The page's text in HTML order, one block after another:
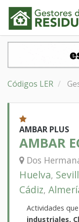
Códigos LER
AMBAR PLUS
AMBAR
Dos
Huelva,
Cádiz,
Actividades
industriales,